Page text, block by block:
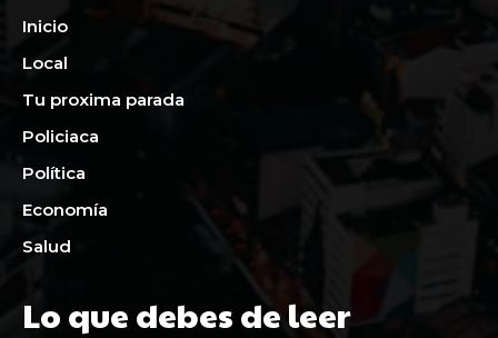
Inicio
Local
Tu proxima parada
Policiaca
Política
Economía
Salud
Lo que debes de leer